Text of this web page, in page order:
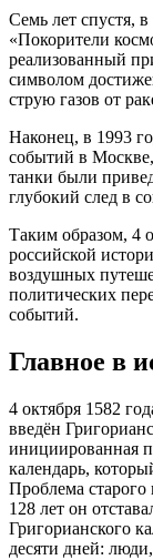
Семь лет спустя,
«Покорители
реализованный
символом
струю газов от
Наконец, в 1993
событий в Москве,
танки были
глубокий след в
Таким образом, 4
российской
воздушных
политических
событий.
Главное в
4 октября 1582
введён
инициированная
календарь,
Проблема старого
128 лет он
Григорианского
десяти дней: